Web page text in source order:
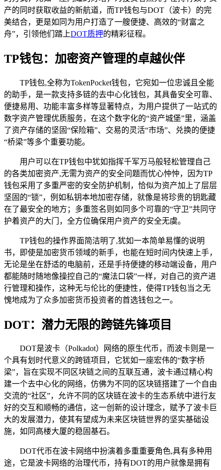
产的同时获取收益的新航道，而TP钱包与DOT（波卡）的完
美结合，更是如同为用户打造了一艘便捷、高效的“财富之
舟”，引领他们踏上DOT质押的精彩征程。
TP钱包：加密资产管理的卓越伙伴
TP钱包,全称为TokenPocket钱包，它宛如一位忠诚且全能
的助手，是一款支持多链的去中心化钱包，其具备安全可靠、
便捷易用、功能丰富多样等显著特点，为用户提供了一站式的
数字资产管理优质服务，在这个数字化的“资产城堡”里，涵盖
了资产存储的坚固“保险箱”、交易的灵活“市场”、兑换的便捷
“桥梁”等多个重要功能。
用户可以在TP钱包中犹如指挥千军万马般轻松管理自己
的各类加密资产,无需为资产的安全问题而忧心忡忡，因为TP
钱包采用了多重严密的安全防护机制，恰似为资产加上了层层
坚固的“锁”，例如私钥本地加密存储，就像是将珍贵的钥匙藏
在了最安全的地方；多重签名则如同多个可靠的“守卫”共同守
护着资产的大门，全方位确保用户资产的安全无虞。
TP钱包的操作界面简洁明了,犹如一本简单易懂的说明
书，即使是加密货币领域的新手，也能在短时间内快速上手，
无论是坐在舒适的电脑前，还是手持便捷的移动端设备，用户
都能随时随地像操控自己的“魔法口袋”一样，对自己的资产进
行管理和操作，这种无与伦比的便捷性，使得TP钱包当之无
愧地成为了众多加密货币投资者的首选钱包之一。
DOT：潜力无限的跨链先锋项目
DOT是波卡（Polkadot）网络的原生代币，而波卡则是一
个具有划时代意义的跨链项目，它犹如一座宏伟的“数字桥
梁”，旨在实现不同区块链之间的互联互通，波卡通过精心构
建一个去中心化的网络，仿佛为不同的区块链搭建了一个自由
交流的“社区”，允许不同的区块链在波卡的生态系统中进行友
好的交互和顺畅的通信，这一创新的设计理念，赋予了波卡巨
大的发展潜力，使其有望成为未来区块链世界的坚实基础设
施，如同高楼大厦的稳固基石。
DOT代币在波卡网络中扮演着多重重要角色,具有多种用
途，它是波卡网络的治理代币，持有DOT的用户就像是拥有